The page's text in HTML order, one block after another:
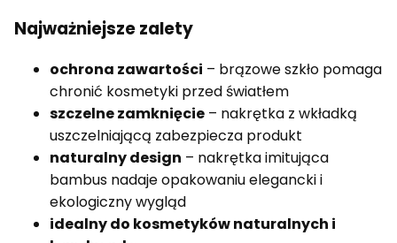
Najważniejsze zalety
ochrona zawartości – brązowe szkło pomaga
chronić kosmetyki przed światłem
szczelne zamknięcie – nakrętka z wkładką
uszczelniającą zabezpiecza produkt
naturalny design – nakrętka imitująca
bambus nadaje opakowaniu elegancki i
ekologiczny wygląd
idealny do kosmetyków naturalnych i